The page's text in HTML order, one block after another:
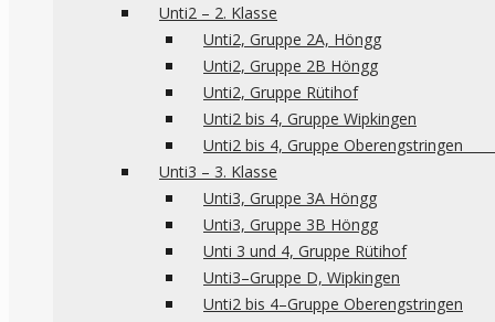
Unti2 – 2. Klasse
Unti2, Gruppe 2A, Höngg
Unti2, Gruppe 2B Höngg
Unti2, Gruppe Rütihof
Unti2 bis 4, Gruppe Wipkingen
Unti2 bis 4, Gruppe
Unti3 – 3. Klasse
Unti3, Gruppe 3A Höngg
Unti3, Gruppe 3B Höngg
Unti 3 und 4, Gruppe Rütihof
Unti3–Gruppe D, Wipkingen
Unti2 bis 4–Gruppe Oberengstringen